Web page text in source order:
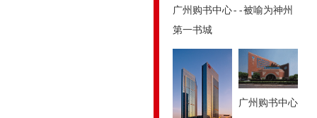
广州购书中心--被喻为神州
第一书城
广州购书中心